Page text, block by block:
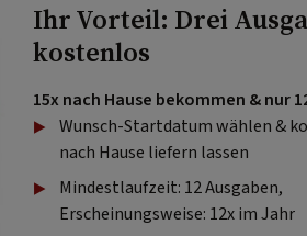
Ihr Vorteil: Drei
kostenlos
15x nach Hause bekommen & nur
Wunsch-Startdatum wählen &
nach Hause liefern lassen
Mindestlaufzeit: 12 Ausgaben,
Erscheinungsweise: 12x im Jahr